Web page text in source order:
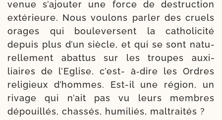
venue s’ajouter une force de des­truc­tion
exté­rieure. Nous vou­lons par­ler des cruels
orages qui bou­le­versent la catho­li­ci­té
depuis plus d’un siècle, et qui se sont natu­
rel­le­ment abat­tus sur les troupes auxi­
liaires de l’Eglise, c’est- à‑dire les Ordres
reli­gieux d’hommes. Est-​il une région, un
rivage qui n’ait pas vu leurs membres
dépouillés, chas­sés, humi­liés, maltraités ?